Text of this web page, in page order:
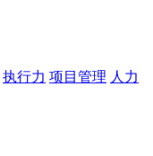
执行力 项目管理 人力